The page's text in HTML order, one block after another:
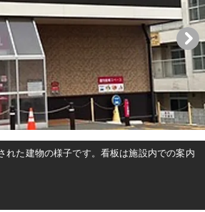
れた建物の様子です。看板は施設内での案内